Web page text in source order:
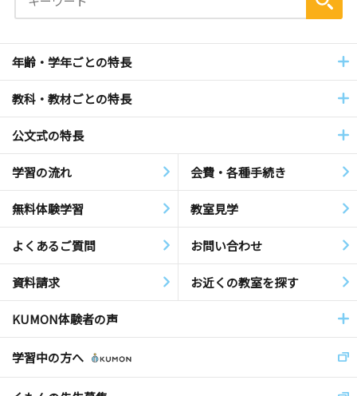
年齢・学年ごとの特長
教科・教材ごとの特長
公文式の特長
学習の流れ 会費・各種手続き
無料体験学習 教室見学
よくあるご質問 お問い合わせ
資料請求 お近くの教室を探す
KUMON体験者の声
学習中の方へ